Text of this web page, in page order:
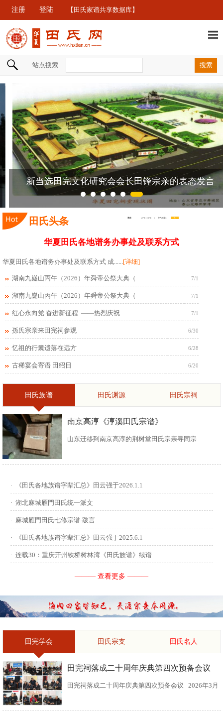
注册 登陆 【田氏家谱共享数据库】
站点搜索
新当选田完文化研究会会长田锋宗亲的表态发言
田氏头条
华夏田氏各地谱务办事处及联系方式
华夏田氏各地谱务办事处及联系方式 成......[详细]
湖南九嶷山丙午（2026）年舜帝公祭大典（ 7/1
湖南九嶷山丙午（2026）年舜帝公祭大典（ 7/1
红心永向党 奋进新征程 ——热烈庆祝 7/1
孫氏宗亲来田完祠参观 6/30
忆祖的行囊遗落在远方 6/28
古稀宴会寄语 田绍日 6/20
田氏族谱 田氏渊源 田氏宗祠
南京高淳《淳溪田氏宗谱》
山东迁移到南京高淳的荆树堂田氏宗亲寻同宗
· 《田氏各地族谱字辈汇总》田云强于2026.1.1
· 湖北麻城雁門田氏统一派文
· 麻城雁門田氏七修宗谱·跋言
· 《田氏各地族谱字辈汇总》田云强于2025.6.1
· 连载30：重庆开州铁桥树林湾《田氏族谱》续谱
——— 查看更多 ———
田完学会 田氏宗支 田氏名人
田完祠落成二十周年庆典第四次预备会议
田完祠落成二十周年庆典第四次预备会议 2026年3月